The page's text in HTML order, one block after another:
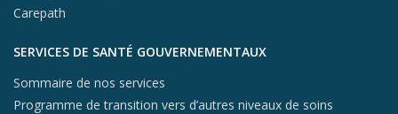
Carepath
SERVICES DE SANTÉ GOUVERNEMENTAUX
Sommaire de nos services
Programme de transition vers d’autres niveaux de soins